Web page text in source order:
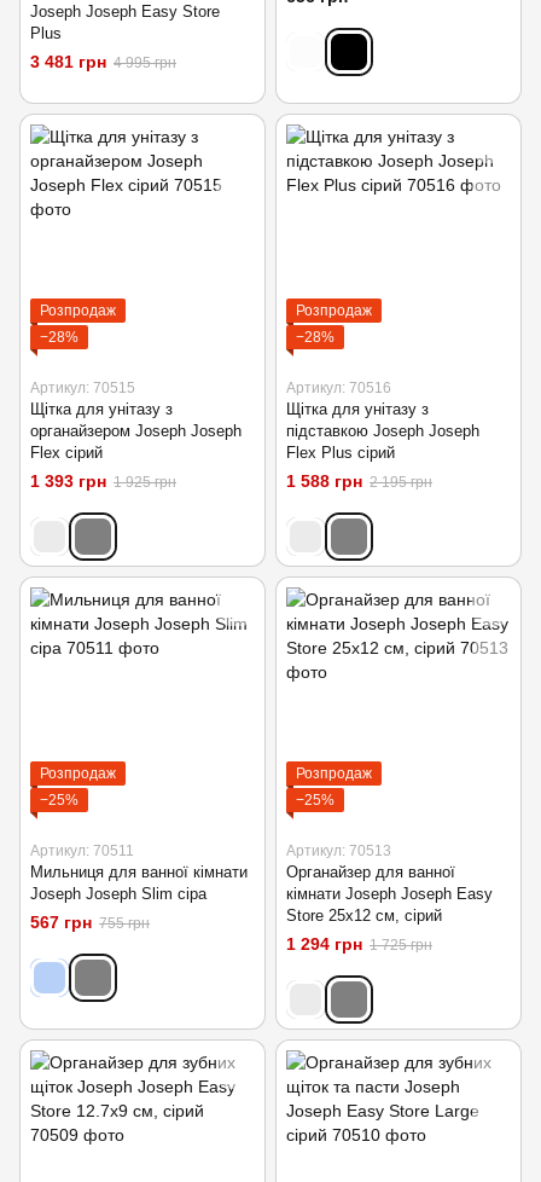
Joseph Joseph Easy Store
Plus
3 481 грн 4 995 грн
Розпродаж
−28%
Артикул: 70515
Щітка для унітазу з
органайзером Joseph Joseph
Flex сірий
1 393 грн 1 925 грн
Розпродаж
−28%
Артикул: 70516
Щітка для унітазу з
підставкою Joseph Joseph
Flex Plus сірий
1 588 грн 2 195 грн
Розпродаж
−25%
Артикул: 70511
Мильниця для ванної кімнати
Joseph Joseph Slim сіра
567 грн 755 грн
Розпродаж
−25%
Артикул: 70513
Органайзер для ванної
кімнати Joseph Joseph Easy
Store 25х12 см, сірий
1 294 грн 1 725 грн